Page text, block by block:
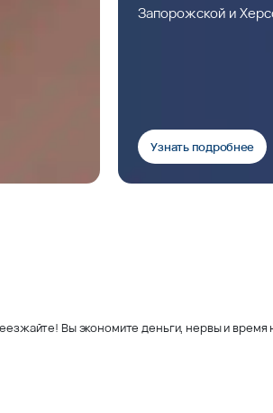
Запорожской и
Узнать подробнее
Вы экономите деньги, нервы и время